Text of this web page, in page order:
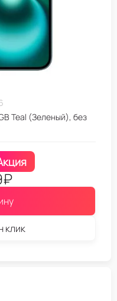
Teal (Зеленый), без
₽
клик